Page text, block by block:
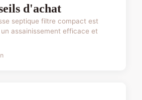
d'achat
septique filtre compact est
assainissement efficace et